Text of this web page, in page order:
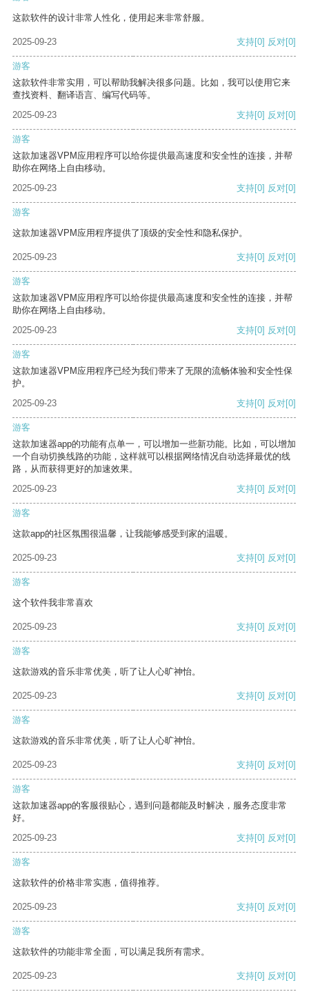
这款软件的设计非常人性化，使用起来非常舒服。
2025-09-23 支持[0] 反对[0]
游客
这款软件非常实用，可以帮助我解决很多问题。比如，我可以使用它来
查找资料、翻译语言、编写代码等。
2025-09-23
支持[0] 反对[0]
游客
这款加速器VPM应用程序可以给你提供最高速度和安全性的连接，并帮
助你在网络上自由移动。
2025-09-23
支持[0] 反对[0]
游客
这款加速器VPM应用程序提供了顶级的安全性和隐私保护。
2025-09-23 支持[0] 反对[0]
游客
这款加速器VPM应用程序可以给你提供最高速度和安全性的连接，并帮
助你在网络上自由移动。
2025-09-23
支持[0] 反对[0]
游客
这款加速器VPM应用程序已经为我们带来了无限的流畅体验和安全性保
护。
2025-09-23
支持[0] 反对[0]
游客
这款加速器app的功能有点单一，可以增加一些新功能。比如，可以增加
一个自动切换线路的功能，这样就可以根据网络情况自动选择最优的线
路，从而获得更好的加速效果。
2025-09-23
支持[0] 反对[0]
游客
这款app的社区氛围很温馨，让我能够感受到家的温暖。
2025-09-23 支持[0] 反对[0]
游客
这个软件我非常喜欢
2025-09-23 支持[0] 反对[0]
游客
这款游戏的音乐非常优美，听了让人心旷神怡。
2025-09-23 支持[0] 反对[0]
游客
这款游戏的音乐非常优美，听了让人心旷神怡。
2025-09-23 支持[0] 反对[0]
游客
这款加速器app的客服很贴心，遇到问题都能及时解决，服务态度非常
好。
2025-09-23
支持[0] 反对[0]
游客
这款软件的价格非常实惠，值得推荐。
2025-09-23 支持[0] 反对[0]
游客
这款软件的功能非常全面，可以满足我所有需求。
2025-09-23 支持[0] 反对[0]